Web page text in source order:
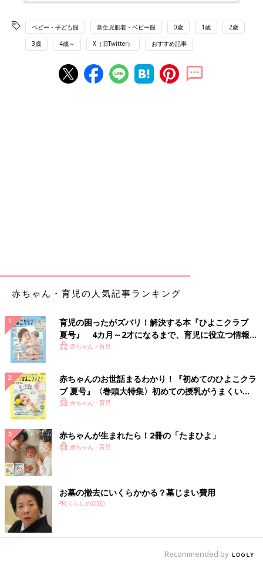
ベビー・子ども服 新生児肌着・ベビー服 0歳 1歳 2歳
3歳 4歳～ X（旧Twitter） おすすめ記事
赤ちゃん・育児の人気記事ランキング
育児の困ったがズバリ！解決する本『ひよこクラブ
夏号』 4カ月～2才になるまで、育児に役立つ情報が
いっぱい！
赤ちゃん・育児
赤ちゃんのお世話まるわかり！『初めてのひよこクラ
ブ 夏号』〈巻頭大特集〉初めての授乳がうまくい
く！ おっぱい・ミルクの基本と夏のトラブル 解決テ
赤ちゃん・育児
赤ちゃんが生まれたら！2冊の「たまひよ」
赤ちゃん・育児
お墓の撤去にいくらかかる？墓じまい費用
PR(くらしの話題)
Recommended by